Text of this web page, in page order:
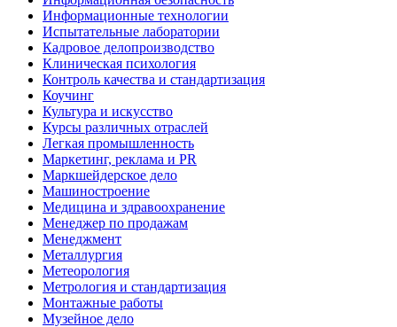
Информационные технологии
Испытательные лаборатории
Кадровое делопроизводство
Клиническая психология
Контроль качества и стандартизация
Коучинг
Культура и искусство
Курсы различных отраслей
Легкая промышленность
Маркетинг, реклама и PR
Маркшейдерское дело
Машиностроение
Медицина и здравоохранение
Менеджер по продажам
Менеджмент
Металлургия
Метеорология
Метрология и стандартизация
Монтажные работы
Музейное дело